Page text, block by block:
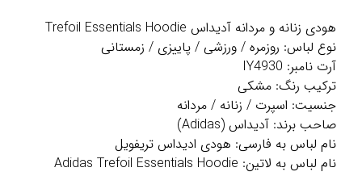
هودی زنانه و مردانه آدیداس Trefoil Essentials Hoodie
نوع لباس: روزمره / ورزشی / پاییزی / زمستانی
آرت نامبر: IY4930
ترکیب رنگ: مشکی
جنسیت: اسپرت / زنانه / مردانه
صاحب برند: آدیداس (Adidas)
نام لباس به فارسی: هودی ادیداس تریفویل
نام لباس به لاتین: Adidas Trefoil Essentials Hoodie